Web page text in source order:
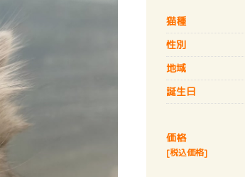
猫種
性別
地域
誕生日
価格
[税込価格]